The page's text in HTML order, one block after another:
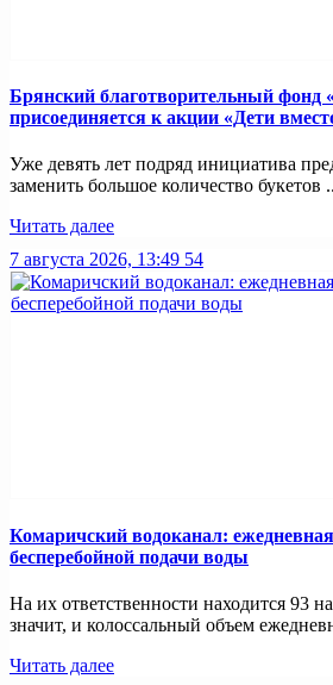
Брянский благотворительный фонд
присоединяется к акции «Дети
Уже девять лет подряд инициатива
заменить большое количество букетов
Читать далее
7 августа 2026, 13:49 54
Комаричский водоканал:
бесперебойной подачи воды
На их ответственности находится 93
значит, и колоссальный объем
Читать далее